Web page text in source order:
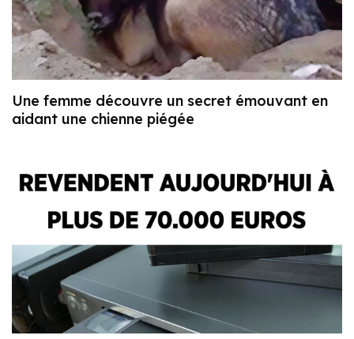
Une femme découvre un secret émouvant en
aidant une chienne piégée